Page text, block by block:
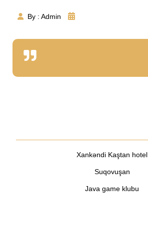
By : Admin
Xankəndi Kaştan hotel
Suqovuşan
Java game klubu